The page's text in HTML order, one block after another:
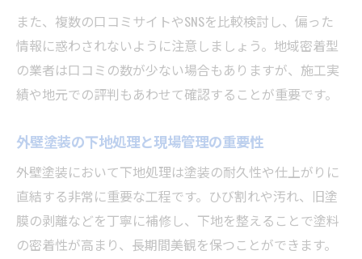
外壁塗装の助成金や補助制度を活用する方
法
施工後の外壁塗装アフターケア重要ポイント
外壁塗装後の定期点検で住まいを守る方法
外壁塗装のアフターケア内容と保証期間の
外壁塗装のトラブル発生時の相談窓口とは
外壁塗装で長持ちさせるメンテナンス方法
外壁塗装の保証を最大限活かす活用術
また、複数の口コミサイトやSNSを比較検討し、偏った
情報に惑わされないように注意しましょう。地域密着型
の業者は口コミの数が少ない場合もありますが、施工実
績や地元での評判もあわせて確認することが重要です。
外壁塗装の下地処理と現場管理の重要性
外壁塗装において下地処理は塗装の耐久性や仕上がりに
直結する非常に重要な工程です。ひび割れや汚れ、旧塗
膜の剥離などを丁寧に補修し、下地を整えることで塗料
の密着性が高まり、長期間美観を保つことができます。